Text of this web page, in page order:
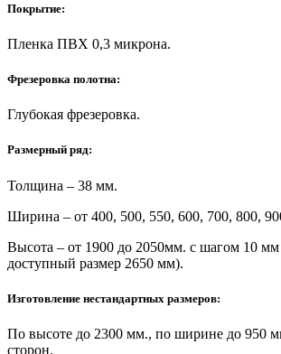
Покрытие:
Пленка ПВХ 0,3 микрона.
Фрезеровка полотна:
Глубокая фрезеровка.
Размерный ряд:
Толщина – 38 мм.
Ширина – от 400, 500, 550, 600, 700, 800,
Высота – от 1900 до 2050мм. с шагом 10
доступный размер 2650 мм).
Изготовление нестандартных размеров:
По высоте до 2300 мм., по ширине до 950
сторон.